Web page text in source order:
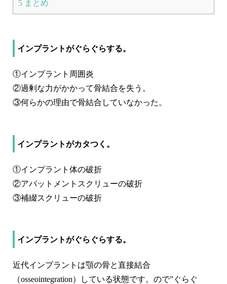
お知らせ サイトマップ
5 まとめ
インプラントがぐらぐらする。
①インプラント周囲炎
②過剰な力がかかって骨結合を失う。
③何らかの理由で骨結合していなかった。
インプラントがカタつく。
①インプラント体の破折
②アバットメントスクリューの破折
③補綴スクリューの破折
インプラントがぐらぐらする。
近代インプラントは顎の骨と直接結合
（osseointegration）している状態です。ので”ぐらぐ